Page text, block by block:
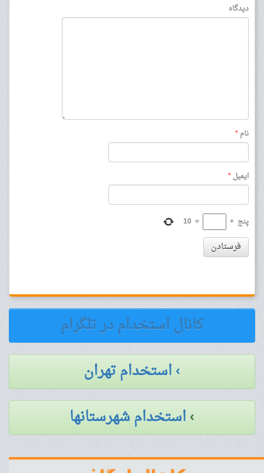
دیدگاه
نام*
ایمیل*
پنج +
=
10
فرستادن
کانال استخدام در تلگرام
› استخدام تهران
›استخدام شهرستانها